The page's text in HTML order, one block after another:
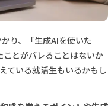
り、「生成AIを使いた
とがバレることはないか
ている就活生もいるかもし